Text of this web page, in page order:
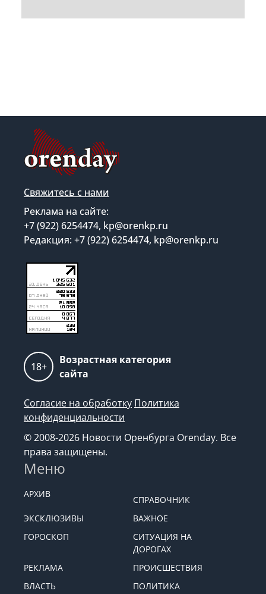
Свяжитесь с нами
Реклама на сайте:
+7 (922) 6254474, kp@orenkp.ru
Редакция: +7 (922) 6254474, kp@orenkp.ru
18+
Возрастная категория
сайта
Согласие на обработку Политика
конфиденциальности
© 2008-2026 Новости Оренбурга Orenday. Все
права защищены.
Меню
АРХИВ
СПРАВОЧНИК
ЭКСКЛЮЗИВЫ
ВАЖНОЕ
ГОРОСКОП
СИТУАЦИЯ НА
ДОРОГАХ
РЕКЛАМА
ПРОИСШЕСТВИЯ
ВЛАСТЬ
ПОЛИТИКА